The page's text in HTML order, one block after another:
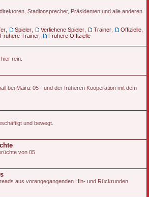
Stadionsprecher, Präsidenten und alle anderen
Spieler Verliehene Spieler Trainer Offizielle
Frühere Trainer
Frühere Offizielle
rein.
bei Mainz 05 - und der früheren Kooperation mit dem
und bewegt.
von 05
aus vorangegangenden Hin- und Rückrunden